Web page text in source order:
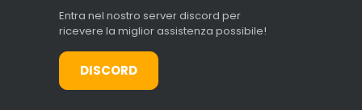
Entra nel nostro server discord per
ricevere la miglior assistenza possibile!
DISCORD